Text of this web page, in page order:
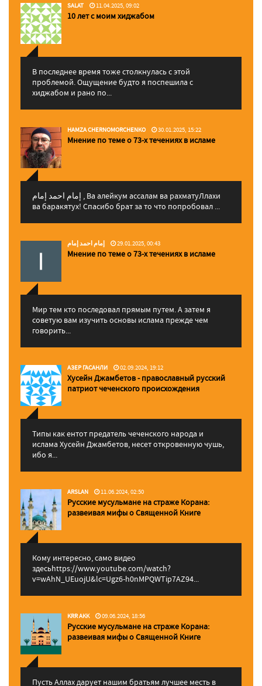
SALAT 11.04.2025, 09:02
10 лет с моим хиджабом
В последнее время тоже столкнулась с этой
проблемой. Ощущение будто я поспешила с
хиджабом и рано по...
HAMZA CHERNOMORCHENKO 30.01.2025, 15:22
Мнение по теме о 73-х течениях в исламе
إمام احمد إمام , Ва алейкум ассалам ва рахматуЛлахи
ва баракятух! Спасибо брат за то что попробовал ...
إمام احمد إمام 29.01.2025, 00:43
Мнение по теме о 73-х течениях в исламе
Мир тем кто последовал прямым путем. А затем я
советую вам изучить основы ислама прежде чем
говорить...
АЗЕР ГАСАНЛИ 02.09.2024, 19:12
Хусейн Джамбетов - православный русский
патриот чеченского происхождения
Типы как ентот предатель чеченского народа и
ислама Хусейн Джамбетов, несет откровенную чушь,
ибо я...
ARSLAN 11.06.2024, 02:50
Русские мусульмане на страже Корана:
pазвеивая мифы о Священной Книге
Кому интересно, само видео
здесьhttps://www.youtube.com/watch?
v=wAhN_UEuojU&lc=Ugz6-h0nMPQWTip7AZ94...
KRR AKK 09.06.2024, 18:56
Русские мусульмане на страже Корана:
pазвеивая мифы о Священной Книге
Пусть Аллах дарует нашим братьям лучшее месть в